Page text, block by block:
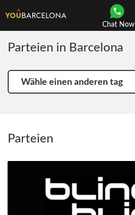
Chat Now
Parteien in Barcelona
Wähle
einen
Parteien